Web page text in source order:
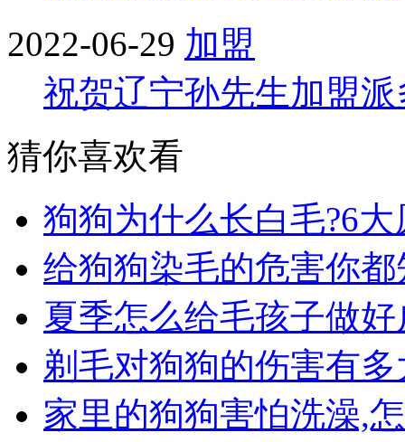
2022-06-29 加盟
祝贺辽宁孙先生加盟
猜你喜欢看
狗狗为什么长白毛?6
给狗狗染毛的危害你
夏季怎么给毛孩子做
剃毛对狗狗的伤害有多
家里的狗狗害怕洗澡,